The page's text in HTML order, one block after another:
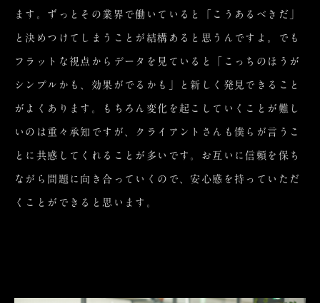
ます。ずっとその業界で働いていると「こうあるべきだ」
と決めつけてしまうことが結構あると思うんですよ。でも
フラットな視点からデータを見ていると「こっちのほうが
シンプルかも、効果がでるかも」と新しく発見できること
がよくあります。もちろん変化を起こしていくことが難し
いのは重々承知ですが、クライアントさんも僕らが言うこ
とに共感してくれることが多いです。お互いに信頼を保ち
ながら問題に向き合っていくので、安心感を持っていただ
くことができると思います。